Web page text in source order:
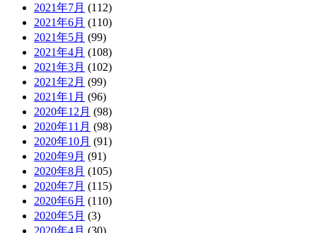
2021年7月 (112)
2021年6月 (110)
2021年5月 (99)
2021年4月 (108)
2021年3月 (102)
2021年2月 (99)
2021年1月 (96)
2020年12月 (98)
2020年11月 (98)
2020年10月 (91)
2020年9月 (91)
2020年8月 (105)
2020年7月 (115)
2020年6月 (110)
2020年5月 (3)
2020年4月 (30)